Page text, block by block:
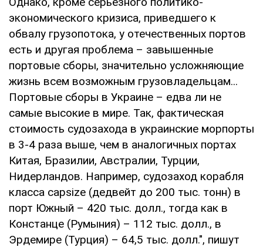
экономического кризиса, приведшего к
обвалу грузопотока, у отечественных портов
есть и другая проблема – завышенные
портовые сборы, значительно усложняющие
жизнь всем возможным грузовладельцам...
Портовые сборы в Украине – едва ли не
самые высокие в мире. Так, фактическая
стоимость судозахода в украинские морпорты
в 3-4 раза выше, чем в аналогичных портах
Китая, Бразилии, Австралии, Турции,
Нидерландов. Например, судозаход корабля
класса capsize (дедвейт до 200 тыс. тонн) в
порт Южный – 420 тыс. долл., тогда как в
Констанце (Румыния) – 112 тыс. долл., в
Эрдемире (Турция) – 64,5 тыс. долл.", пишут